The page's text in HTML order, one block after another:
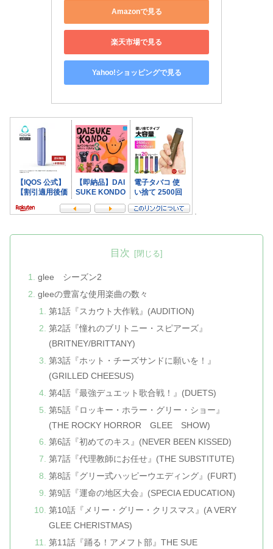
Amazonで見る
楽天市場で見る
Yahoo!ショッピングで見る
目次
glee シーズン2
gleeの豊富な使用楽曲の数々
第1話『スカウト大作戦』(AUDITION)
第2話『憧れのブリトニー・スピアーズ』
(BRITNEY/BRITTANY)
第3話『ホット・チーズサンドに願いを！』
(GRILLED CHEESUS)
第4話『最強デュエット歌合戦！』(DUETS)
第5話『ロッキー・ホラー・グリー・ショー』
(THE ROCKY HORROR GLEE SHOW)
第6話『初めてのキス』(NEVER BEEN KISSED)
第7話『代理教師にお任せ』(THE SUBSTITUTE)
第8話『グリー式ハッピーウエディング』(FURT)
第9話『運命の地区大会』(SPECIA EDUCATION)
第10話『メリー・グリー・クリスマス』(A VERY
GLEE CHERISTMAS)
第11話『踊る！アメフト部』THE SUE